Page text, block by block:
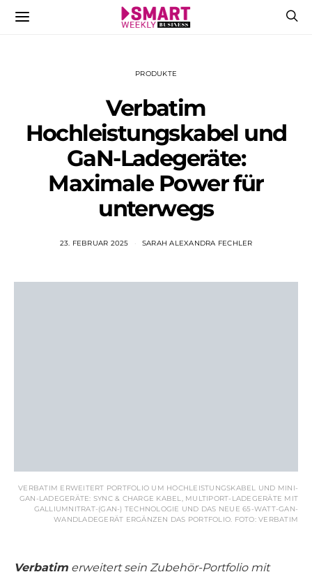
PRODUKTE
Verbatim
Hochleistungskabel und
GaN-Ladegeräte:
Maximale Power für
unterwegs
23. FEBRUAR 2025 SARAH ALEXANDRA FECHLER
VERBATIM ERWEITERT PORTFOLIO UM HOCHLEISTUNGSKABEL UND MINI-
GAN-LADEGERÄTE: SYNC & CHARGE KABEL, MULTIPORT-LADEGERÄTE MIT
GALLIUMNITRAT-(GAN-) TECHNOLOGIE UND DAS NEUE 65-WATT-GAN-
WANDLADEGERÄT ERGÄNZEN DAS PORTFOLIO. FOTO: VERBATIM
Verbatim erweitert sein Zubehör-Portfolio mit